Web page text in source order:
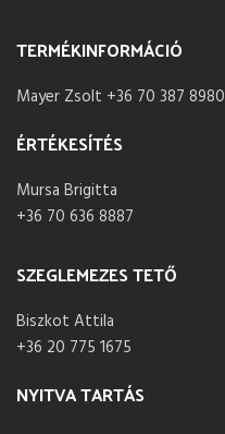
TERMÉKINFORMÁCIÓ
Mayer Zsolt +36 70 387 8980
ÉRTÉKESÍTÉS
Mursa Brigitta
+36 70 636 8887
SZEGLEMEZES TETŐ
Biszkot Attila
+36 20 775 1675
NYITVA TARTÁS